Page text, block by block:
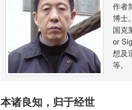
作者
博士
国克
or
想及
等。
本诸良知，归于经世